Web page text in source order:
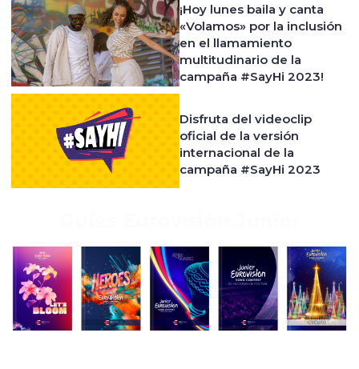
¡Hoy lunes baila y canta
«Volamos» por la inclusión
en el llamamiento
multitudinario de la
campaña #SayHi 2023!
Disfruta del videoclip
oficial de la versión
internacional de la
campaña #SayHi 2023